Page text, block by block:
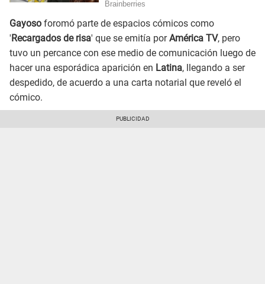
Gayoso foromó parte de espacios cómicos como
'Recargados de risa' que se emitía porAmérica TV, pero
tuvo un percance con ese medio de comunicación luego de
hacer una esporádica aparición en Latina, llegando a ser
despedido, de acuerdo a una carta notarial que reveló el
cómico.